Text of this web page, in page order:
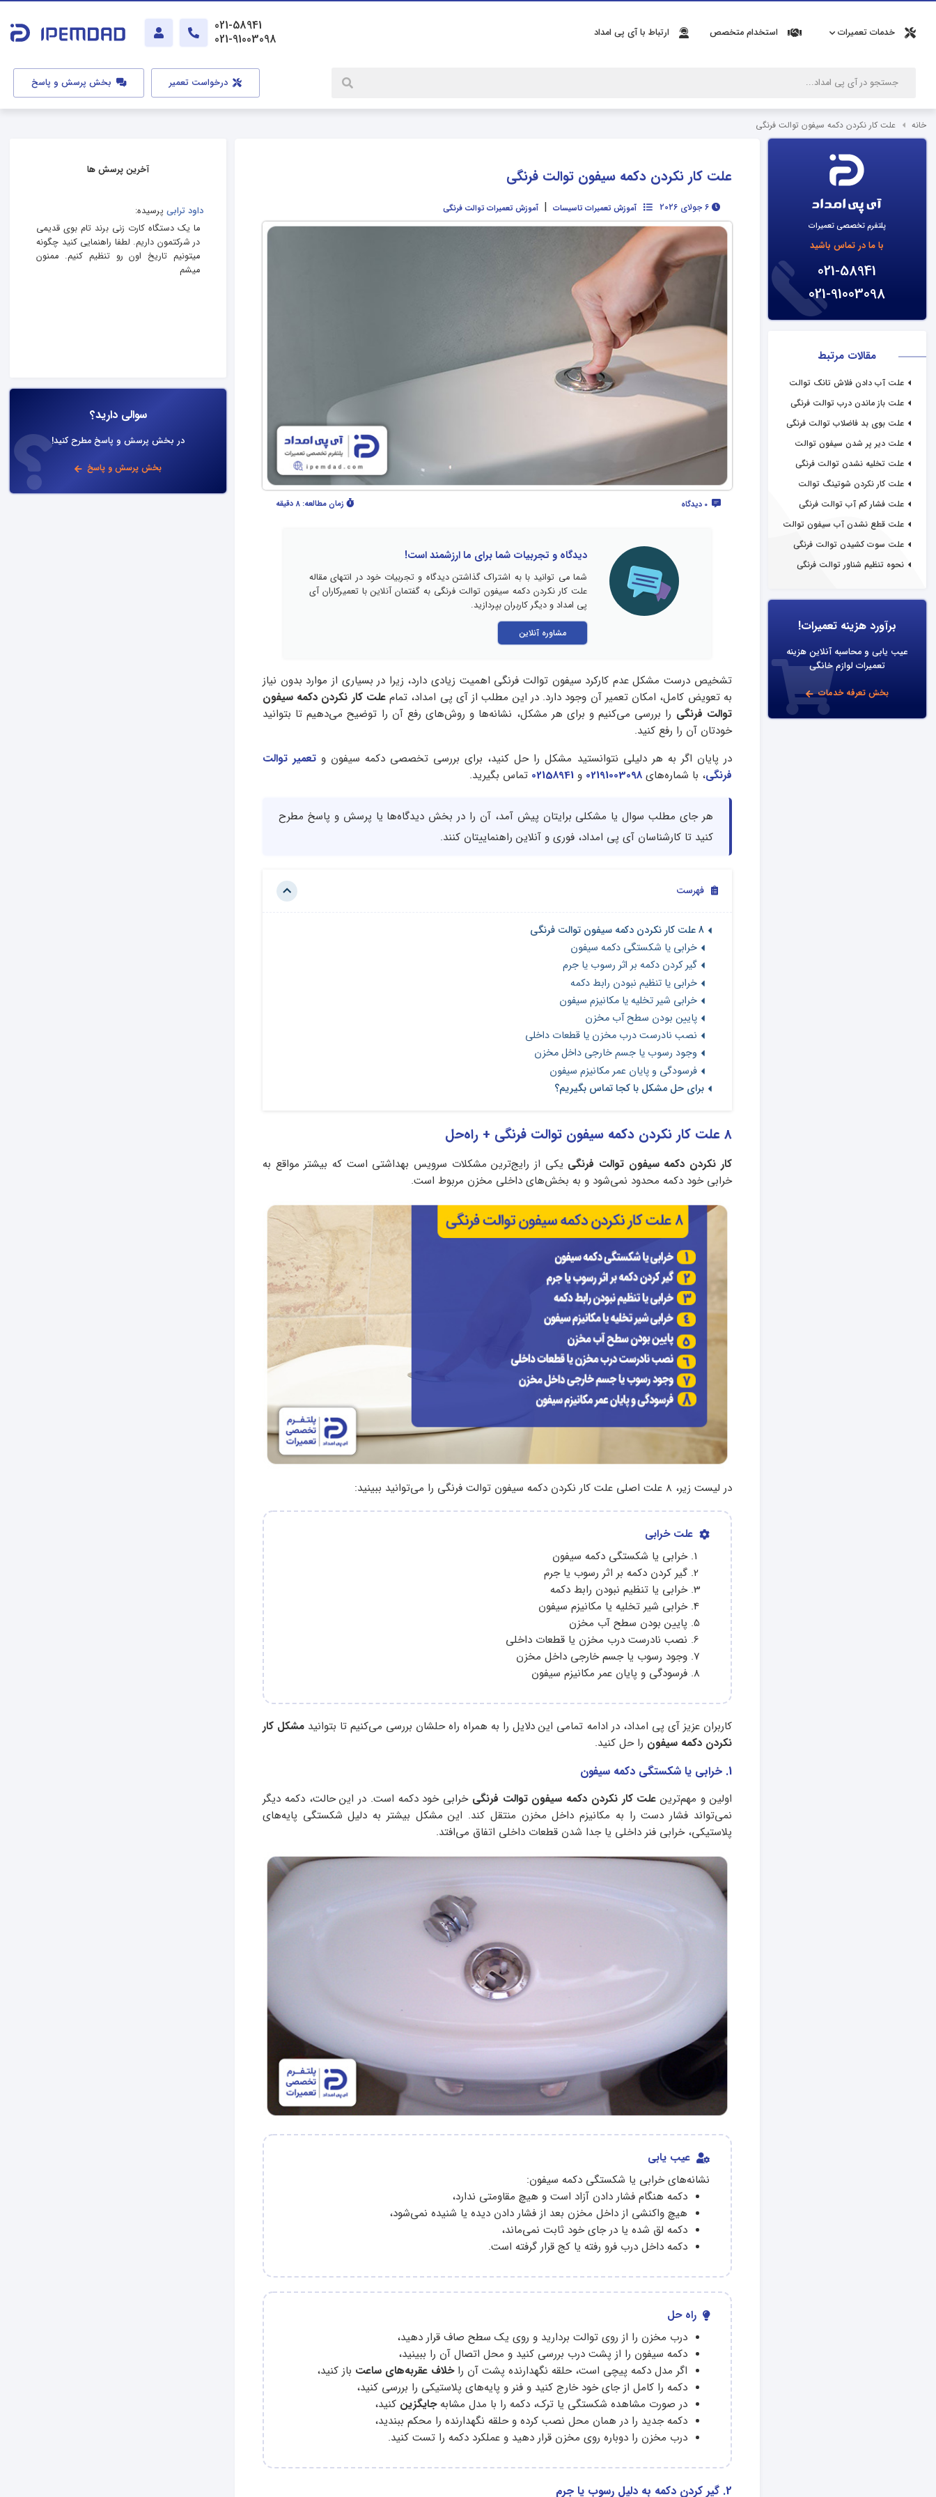
خدمات تعمیرات استخدام متخصص ارتباط با آی پی امداد
021-58941
021-91003098
درخواست تعمیر بخش پرسش و پاسخ
خانه علت کار نکردن دکمه سیفون توالت فرنگی
پلتفرم تخصصی تعمیرات
با ما در تماس باشید
021-58941
021-91003098
مقالات مرتبط
علت آب دادن فلاش تانک توالت
علت باز ماندن درب توالت فرنگی
علت بوی بد فاضلاب توالت فرنگی
علت دیر پر شدن سیفون توالت
علت تخلیه نشدن توالت فرنگی
علت کار نکردن شوتینگ توالت
علت فشار کم آب توالت فرنگی
علت قطع نشدن آب سیفون توالت
علت سوت کشیدن توالت فرنگی
نحوه تنظیم شناور توالت فرنگی
برآورد هزینه تعمیرات!
عیب یابی و محاسبه آنلاین هزینه
تعمیرات لوازم خانگی
بخش تعرفه خدمات
علت کار نکردن دکمه سیفون توالت فرنگی
6 جولای 2026 آموزش تعمیرات تاسیسات | آموزش تعمیرات توالت فرنگی
0 دیدگاه زمان مطالعه: 8 دقیقه
دیدگاه و تجربیات شما برای ما ارزشمند است!
شما می توانید با به اشتراک گذاشتن دیدگاه و تجربیات خود در انتهای مقاله
علت کار نکردن دکمه سیفون توالت فرنگی به گفتمان آنلاین با تعمیرکاران آی
پی امداد و دیگر کاربران بپردازید.
مشاوره آنلاین
تشخیص درست مشکل عدم کارکرد سیفون توالت فرنگی اهمیت زیادی دارد، زیرا در بسیاری از موارد بدون نیاز
به تعویض کامل، امکان تعمیر آن وجود دارد. در این مطلب از آی پی امداد، تمامعلت کار نکردن دکمه سیفون
توالت فرنگی را بررسی می‌کنیم و برای هر مشکل، نشانه‌ها و روش‌های رفع آن را توضیح می‌دهیم تا بتوانید
خودتان آن را رفع کنید.
در پایان اگر به هر دلیلی نتوانستید مشکل را حل کنید، برای بررسی تخصصی دکمه سیفون و تعمیر توالت
فرنگی، با شماره‌های02191003098 و 02158941 تماس بگیرید.
هر جای مطلب سوال یا مشکلی برایتان پیش آمد، آن را در بخش دیدگاه‌ها یا پرسش و پاسخ مطرح
کنید تا کارشناسان آی پی امداد، فوری و آنلاین راهنماییتان کنند.
فهرست
8 علت کار نکردن دکمه سیفون توالت فرنگی
خرابی یا شکستگی دکمه سیفون
گیر کردن دکمه بر اثر رسوب یا جرم
خرابی یا تنظیم نبودن رابط دکمه
خرابی شیر تخلیه یا مکانیزم سیفون
پایین بودن سطح آب مخزن
نصب نادرست درب مخزن یا قطعات داخلی
وجود رسوب یا جسم خارجی داخل مخزن
فرسودگی و پایان عمر مکانیزم سیفون
برای حل مشکل با کجا تماس بگیریم؟
8 علت کار نکردن دکمه سیفون توالت فرنگی + راه‌حل
کار نکردن دکمه سیفون توالت فرنگی یکی از رایج‌ترین مشکلات سرویس بهداشتی است که بیشتر مواقع به
خرابی خود دکمه محدود نمی‌شود و به بخش‌های داخلی مخزن مربوط است.
در لیست زیر، 8 علت اصلی علت کار نکردن دکمه سیفون توالت فرنگی را می‌توانید ببینید:
علت خرابی
خرابی یا شکستگی دکمه سیفون
گیر کردن دکمه بر اثر رسوب یا جرم
خرابی یا تنظیم نبودن رابط دکمه
خرابی شیر تخلیه یا مکانیزم سیفون
پایین بودن سطح آب مخزن
نصب نادرست درب مخزن یا قطعات داخلی
وجود رسوب یا جسم خارجی داخل مخزن
فرسودگی و پایان عمر مکانیزم سیفون
کاربران عزیز آی پی امداد، در ادامه تمامی این دلایل را به همراه راه حلشان بررسی می‌کنیم تا بتوانید مشکل کار
نکردن دکمه سیفون را حل کنید.
1. خرابی یا شکستگی دکمه سیفون
اولین و مهم‌ترین علت کار نکردن دکمه سیفون توالت فرنگی خرابی خود دکمه است. در این حالت، دکمه دیگر
نمی‌تواند فشار دست را به مکانیزم داخل مخزن منتقل کند. این مشکل بیشتر به دلیل شکستگی پایه‌های
پلاستیکی، خرابی فنر داخلی یا جدا شدن قطعات داخلی اتفاق می‌افتد.
عیب یابی
نشانه‌های خرابی یا شکستگی دکمه سیفون:
دکمه هنگام فشار دادن آزاد است و هیچ مقاومتی ندارد،
هیچ واکنشی از داخل مخزن بعد از فشار دادن دیده یا شنیده نمی‌شود،
دکمه لق شده یا در جای خود ثابت نمی‌ماند،
دکمه داخل درب فرو رفته یا کج قرار گرفته است.
راه حل
درب مخزن را از روی توالت بردارید و روی یک سطح صاف قرار دهید،
دکمه سیفون را از پشت درب بررسی کنید و محل اتصال آن را ببینید،
اگر مدل دکمه پیچی است، حلقه نگهدارنده پشت آن راخلاف عقربه‌های ساعت باز کنید،
دکمه را کامل از جای خود خارج کنید و فنر و پایه‌های پلاستیکی را بررسی کنید،
در صورت مشاهده شکستگی یا ترک، دکمه را با مدل مشابهجایگزین کنید،
دکمه جدید را در همان محل نصب کرده و حلقه نگهدارنده را محکم ببندید،
درب مخزن را دوباره روی مخزن قرار دهید و عملکرد دکمه را تست کنید.
2. گیر کردن دکمه به دلیل رسوب یا جرم
آخرین پرسش ها
داود ترابی پرسیده:
ما یک دستگاه کارت زنی برند تام بوی قدیمی
در شرکتمون داریم. لطفا راهنمایی کنید چگونه
میتونیم تاریخ اون رو تنظیم کنیم. ممنون
میشم
سوالی دارید؟
در بخش پرسش و پاسخ مطرح کنید!
بخش پرسش و پاسخ